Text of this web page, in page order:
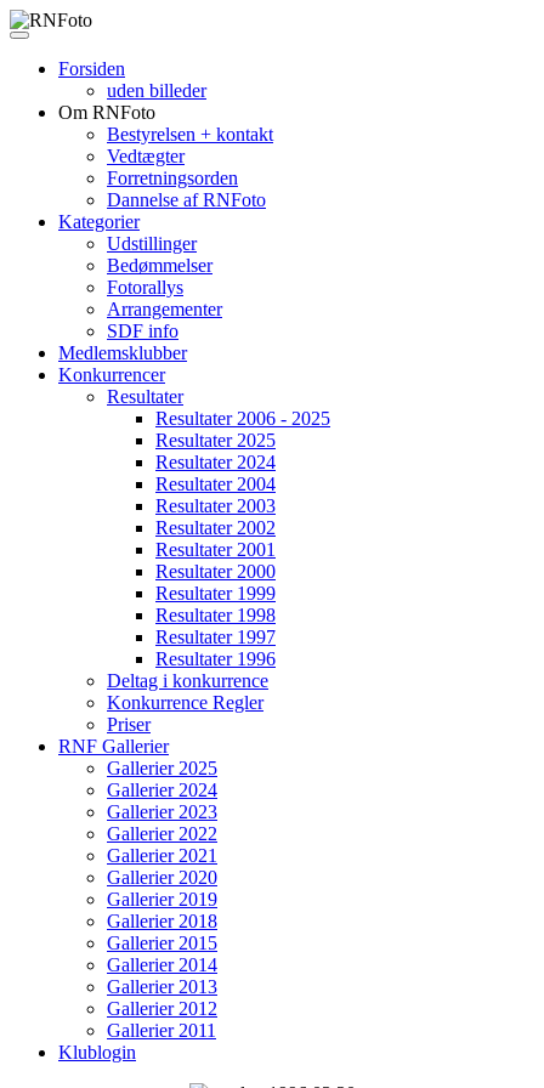
Forsiden
uden billeder
Om RNFoto
Bestyrelsen + kontakt
Vedtægter
Forretningsorden
Dannelse af RNFoto
Kategorier
Udstillinger
Bedømmelser
Fotorallys
Arrangementer
SDF info
Medlemsklubber
Konkurrencer
Resultater
Resultater 2006 - 2025
Resultater 2025
Resultater 2024
Resultater 2004
Resultater 2003
Resultater 2002
Resultater 2001
Resultater 2000
Resultater 1999
Resultater 1998
Resultater 1997
Resultater 1996
Deltag i konkurrence
Konkurrence Regler
Priser
RNF Gallerier
Gallerier 2025
Gallerier 2024
Gallerier 2023
Gallerier 2022
Gallerier 2021
Gallerier 2020
Gallerier 2019
Gallerier 2018
Gallerier 2015
Gallerier 2014
Gallerier 2013
Gallerier 2012
Gallerier 2011
Klublogin